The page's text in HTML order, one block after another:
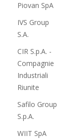
Piovan SpA
IVS Group
S.A.
CIR S.p.A. -
Compagnie
Industriali
Riunite
Safilo Group
S.p.A.
WIIT SpA